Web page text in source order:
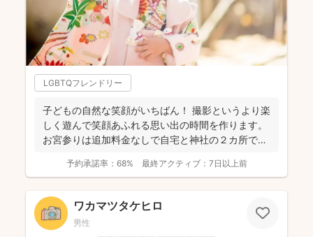
LGBTQフレンドリー
子どもの自然な笑顔がいちばん！ 撮影というより楽
しく遊んで笑顔あふれる思い出の時間を作ります。
お宮参りは追加料金なしで自宅と神社の２カ所で撮
予約承諾率： 68% 最終アクティブ： 7日以上前
ワカマツタケヒロ
男性